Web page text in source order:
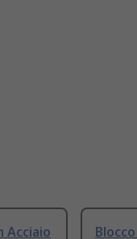
Acciaio